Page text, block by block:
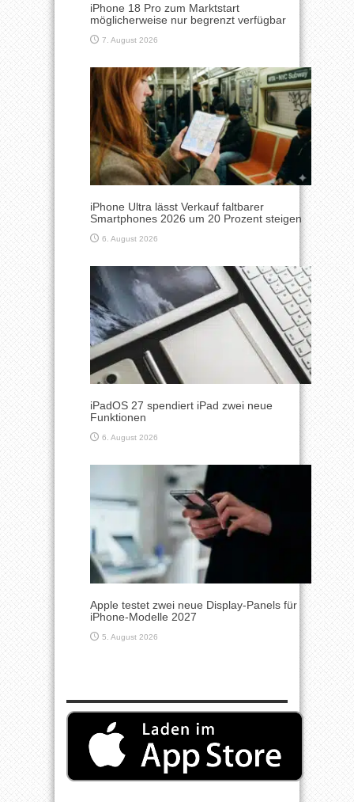
iPhone 18 Pro zum Marktstart
möglicherweise nur begrenzt verfügbar
7. August 2026
iPhone Ultra lässt Verkauf faltbarer
Smartphones 2026 um 20 Prozent steigen
6. August 2026
iPadOS 27 spendiert iPad zwei neue
Funktionen
6. August 2026
Apple testet zwei neue Display-Panels für
iPhone-Modelle 2027
5. August 2026